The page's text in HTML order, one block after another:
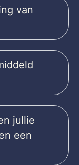
van
jullie
een